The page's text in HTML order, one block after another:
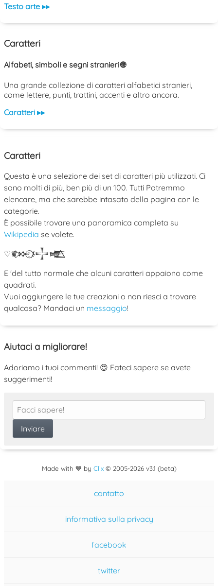
Testo arte ▸▸
Caratteri
Alfabeti, simboli e segni stranieri 🌐
Una grande collezione di caratteri alfabetici stranieri,
come lettere, punti, trattini, accenti e altro ancora.
Caratteri ▸▸
Caratteri
Questa è una selezione dei set di caratteri più utilizzati. Ci
sono molti di più, ben più di un 100. Tutti Potremmo
elencare, ma che sarebbe intasato della pagina con le
categorie.
È possibile trovare una panoramica completa su
Wikipedia se volete.
♡♛𒁍ﾒ𒋲𒍫
E 'del tutto normale che alcuni caratteri appaiono come
quadrati.
Vuoi aggiungere le tue creazioni o non riesci a trovare
qualcosa? Mandaci un messaggio!
Aiutaci a migliorare!
Adoriamo i tuoi commenti! 😍 Fateci sapere se avete
suggerimenti!
Made with 💙 by Clix© 2005-2026 v3.1 (beta)
contatto
informativa sulla privacy
facebook
twitter